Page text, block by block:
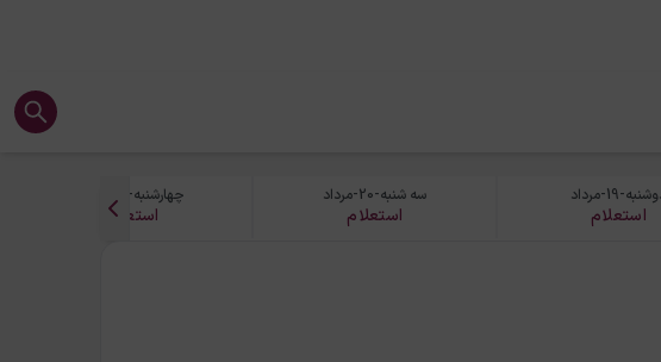
19-مرداد
استعلام
سه شنبه-20-مرداد
استعلام
چهارشنبه-21-مرداد
استعلام